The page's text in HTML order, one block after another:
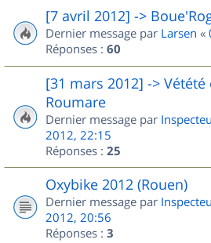
[7 avril 2012] ->
Dernier message par Larsen «
Réponses : 60
[31 mars 2012] ->
Roumare
Dernier message par
2012, 22:15
Réponses : 25
Oxybike 2012 (Rouen)
Dernier message par
2012, 20:56
Réponses : 3